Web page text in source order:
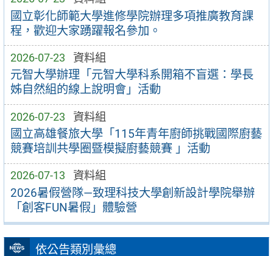
國立彰化師範大學進修學院辦理多項推廣教育課
程，歡迎大家踴躍報名參加。
2026-07-23 資料組
元智大學辦理「元智大學科系開箱不盲選：學長
姊自然組的線上說明會」活動
2026-07-23 資料組
國立高雄餐旅大學「115年青年廚師挑戰國際廚藝
競賽培訓共學圈暨模擬廚藝競賽 」活動
2026-07-13 資料組
2026暑假營隊—致理科技大學創新設計學院舉辦
「創客FUN暑假」體驗營
依公告類別彙總